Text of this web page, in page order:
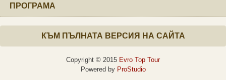
ПРОГРАМА
КЪМ ПЪЛНАТА ВЕРСИЯ НА САЙТА
Copyright © 2015 Evro Top Tour
Powered by ProStudio